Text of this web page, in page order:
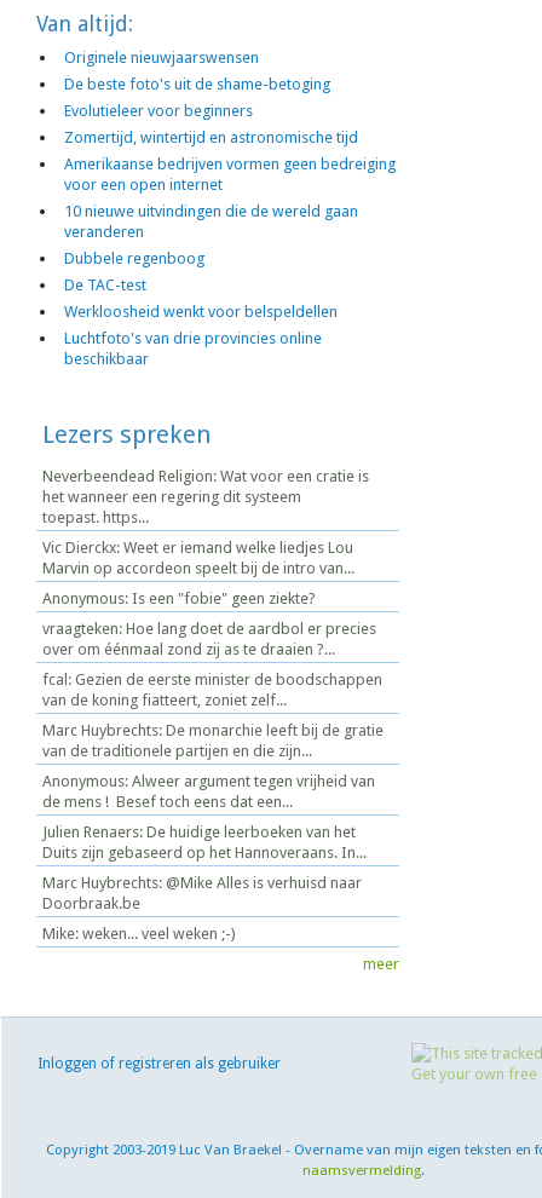
Van altijd:
Originele nieuwjaarswensen
De beste foto's uit de shame-betoging
Evolutieleer voor beginners
Zomertijd, wintertijd en astronomische tijd
Amerikaanse bedrijven vormen geen bedreiging
voor een open internet
10 nieuwe uitvindingen die de wereld gaan
veranderen
Dubbele regenboog
De TAC-test
Werkloosheid wenkt voor belspeldellen
Luchtfoto's van drie provincies online
beschikbaar
Lezers spreken
Neverbeendead Religion: Wat voor een cratie is
het wanneer een regering dit systeem
toepast. https...
Vic Dierckx: Weet er iemand welke liedjes Lou
Marvin op accordeon speelt bij de intro van...
Anonymous: Is een "fobie" geen ziekte?
vraagteken: Hoe lang doet de aardbol er precies
over om éénmaal zond zij as te draaien ?...
fcal: Gezien de eerste minister de boodschappen
van de koning fiatteert, zoniet zelf...
Marc Huybrechts: De monarchie leeft bij de gratie
van de traditionele partijen en die zijn...
Anonymous: Alweer argument tegen vrijheid van
de mens ! Besef toch eens dat een...
Julien Renaers: De huidige leerboeken van het
Duits zijn gebaseerd op het Hannoveraans. In...
Marc Huybrechts: @Mike Alles is verhuisd naar
Doorbraak.be
Mike: weken... veel weken ;-)
meer
Inloggen of registreren als gebruiker
Copyright 2003-2019 Luc Van Braekel - Overname van mijn eigen teksten en
naamsvermelding.